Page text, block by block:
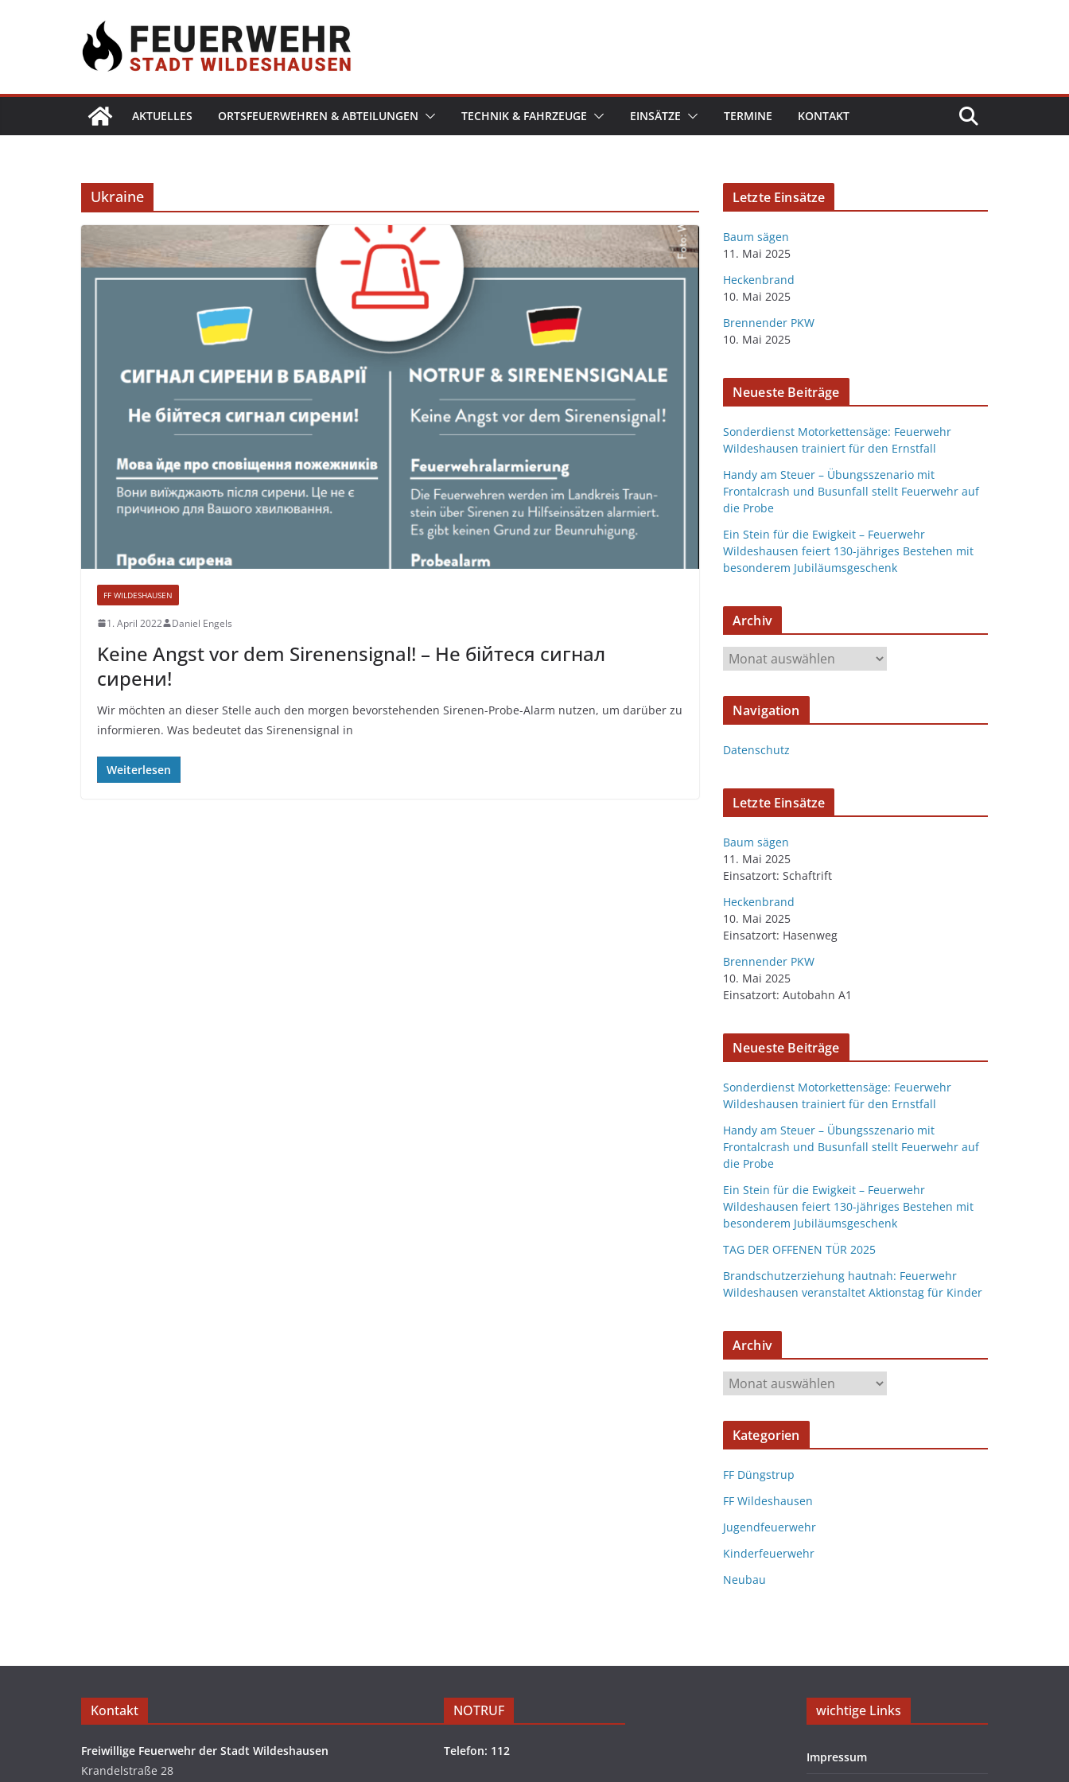
AKTUELLES ORTSFEUERWEHREN & ABTEILUNGEN TECHNIK & FAHRZEUGE EINSÄTZE TERMINE KONTAKT
Ukraine
FF WILDESHAUSEN
1. April 2022 Daniel Engels
Keine Angst vor dem Sirenensignal! – Не бійтеся сигнал
сирени!
Wir möchten an dieser Stelle auch den morgen bevorstehenden Sirenen-Probe-Alarm nutzen, um darüber zu
informieren. Was bedeutet das Sirenensignal in
Weiterlesen
Letzte Einsätze
Baum sägen
11. Mai 2025
Heckenbrand
10. Mai 2025
Brennender PKW
10. Mai 2025
Neueste Beiträge
Sonderdienst Motorkettensäge: Feuerwehr
Wildeshausen trainiert für den Ernstfall
Handy am Steuer – Übungsszenario mit
Frontalcrash und Busunfall stellt Feuerwehr auf
die Probe
Ein Stein für die Ewigkeit – Feuerwehr
Wildeshausen feiert 130-jähriges Bestehen mit
besonderem Jubiläumsgeschenk
Archiv
Navigation
Datenschutz
Letzte Einsätze
Baum sägen
11. Mai 2025
Einsatzort: Schaftrift
Heckenbrand
10. Mai 2025
Einsatzort: Hasenweg
Brennender PKW
10. Mai 2025
Einsatzort: Autobahn A1
Neueste Beiträge
Sonderdienst Motorkettensäge: Feuerwehr
Wildeshausen trainiert für den Ernstfall
Handy am Steuer – Übungsszenario mit
Frontalcrash und Busunfall stellt Feuerwehr auf
die Probe
Ein Stein für die Ewigkeit – Feuerwehr
Wildeshausen feiert 130-jähriges Bestehen mit
besonderem Jubiläumsgeschenk
TAG DER OFFENEN TÜR 2025
Brandschutzerziehung hautnah: Feuerwehr
Wildeshausen veranstaltet Aktionstag für Kinder
Archiv
Kategorien
FF Düngstrup
FF Wildeshausen
Jugendfeuerwehr
Kinderfeuerwehr
Neubau
Kontakt
Freiwillige Feuerwehr der Stadt Wildeshausen
Krandelstraße 28
NOTRUF
Telefon: 112
wichtige Links
Impressum